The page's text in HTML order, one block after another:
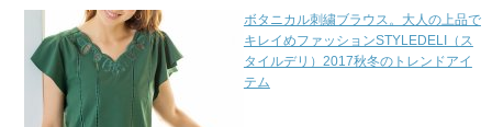
ボタニカル刺繍ブラウス。大人の上品で
キレイめファッションSTYLEDELI（ス
タイルデリ）2017秋冬のトレンドアイ
テム